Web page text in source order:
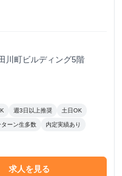
川町ビルディング5階
週3日以上推奨 土日OK
ターン生多数 内定実績あり
求人を見る